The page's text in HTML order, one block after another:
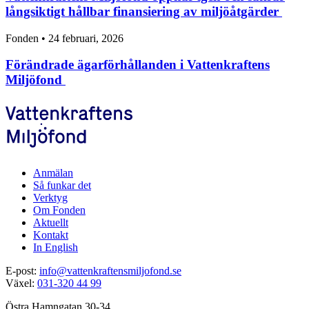
långsiktigt hållbar finansiering av miljöåtgärder
Fonden • 24 februari, 2026
Förändrade ägarförhållanden i Vattenkraftens
Miljöfond
Anmälan
Så funkar det
Verktyg
Om Fonden
Aktuellt
Kontakt
In English
E-post: info@vattenkraftensmiljofond.se
Växel: 031-320 44 99
Östra Hamngatan 30-34